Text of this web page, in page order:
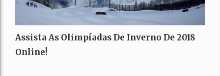
Assista As Olimpíadas De Inverno De 2018
Online!